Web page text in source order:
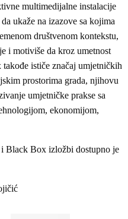
multimedijalne instalacije
ukaže na izazove sa kojima
društvenom kontekstu,
i motiviše da kroz umetnost
ističe značaj umjetničkih
prostorima grada, njihovu
umjetničke prakse sa
ekonomijom,
Black Box izložbi dostupno je